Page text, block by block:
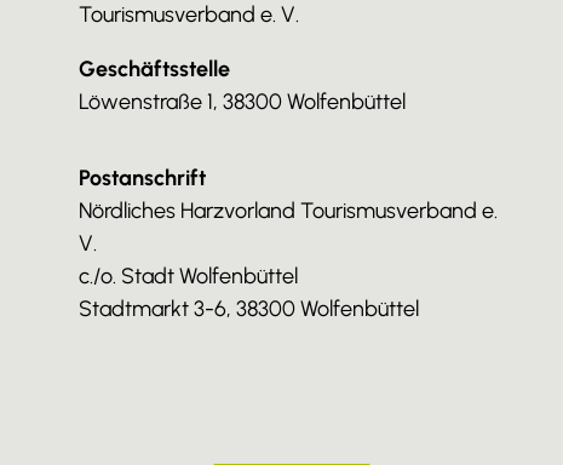
Tourismusverband e. V.
Geschäftsstelle
Löwenstraße 1, 38300 Wolfenbüttel
Postanschrift
Nördliches Harzvorland Tourismusverband e.
V.
c./o. Stadt Wolfenbüttel
Stadtmarkt 3-6, 38300 Wolfenbüttel